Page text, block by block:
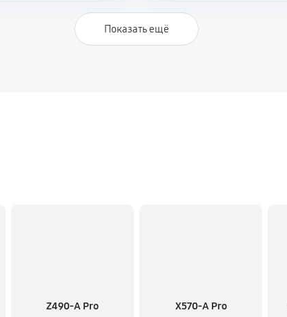
Показать ещё
Z490-A Pro X570-A Pro